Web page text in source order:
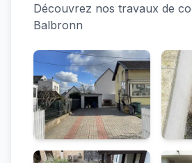
Découvrez nos travaux de
Balbronn